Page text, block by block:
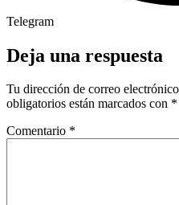
Telegram
Deja una respuesta
Tu dirección de correo
obligatorios están marcados con *
Comentario *